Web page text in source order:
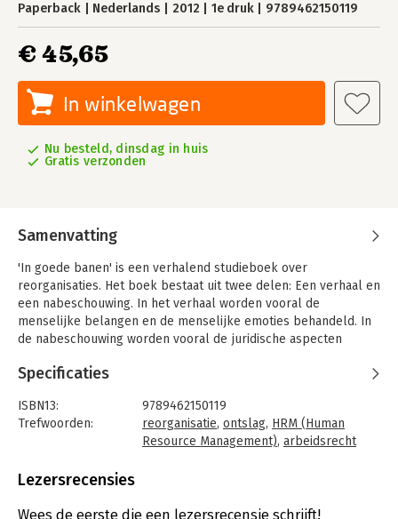
Paperback Nederlands 2012 1e druk 9789462150119
€ 45,65
In winkelwagen
Nu besteld, dinsdag in huis
Gratis verzonden
Samenvatting
'In goede banen' is een verhalend studieboek over
reorganisaties. Het boek bestaat uit twee delen: Een verhaal en
een nabeschouwing. In het verhaal worden vooral de
menselijke belangen en de menselijke emoties behandeld. In
de nabeschouwing worden vooral de juridische aspecten
belangen. Deze delen samen bieden een brede kijk op het
Deel 1
Wat betekent het om ontslagen te worden? In het eerste deel
Hoogers. Kasper is als directeur HRM verantwoordelijk voor
de vraag wat reorganiseren nou is, wat het betekent voor
Specificaties
ISBN13:
9789462150119
Trefwoorden:
reorganisatie, ontslag, HRM (Human
Resource Management), arbeidsrecht
Bindwijze:
Uitgever:
VMN Media
Lezersrecensies
Wees de eerste die een lezersrecensie schrijft!